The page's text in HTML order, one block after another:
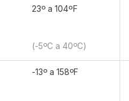
23º a 104ºF
(-5ºC a 40ºC)
-13º a 158ºF